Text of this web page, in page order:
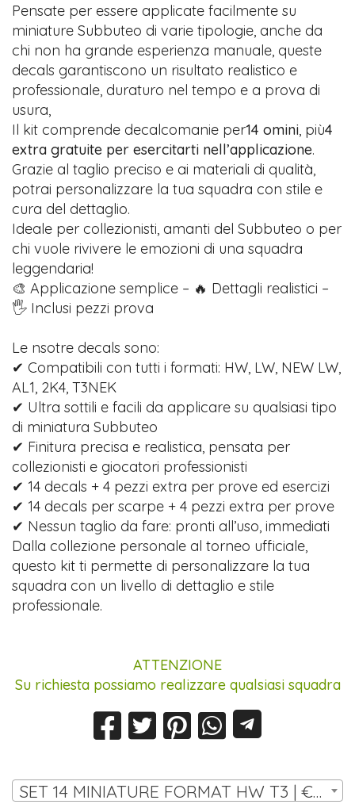
Pensate per essere applicate facilmente su
miniature Subbuteo di varie tipologie, anche da
chi non ha grande esperienza manuale, queste
decals garantiscono un risultato realistico e
professionale, duraturo nel tempo e a prova di
usura,
Il kit comprende decalcomanie per14 omini, più4
extra gratuite per esercitarti nell’applicazione.
Grazie al taglio preciso e ai materiali di qualità,
potrai personalizzare la tua squadra con stile e
cura del dettaglio.
Ideale per collezionisti, amanti del Subbuteo o per
chi vuole rivivere le emozioni di una squadra
leggendaria!
🎨 Applicazione semplice – 🔥 Dettagli realistici –
🖐️ Inclusi pezzi prova
Le nsotre decals sono:
✔ Compatibili con tutti i formati: HW, LW, NEW LW,
AL1, 2K4, T3NEK
✔ Ultra sottili e facili da applicare su qualsiasi tipo
di miniatura Subbuteo
✔ Finitura precisa e realistica, pensata per
collezionisti e giocatori professionisti
✔ 14 decals + 4 pezzi extra per prove ed esercizi
✔ 14 decals per scarpe + 4 pezzi extra per prove
✔ Nessun taglio da fare: pronti all’uso, immediati
Dalla collezione personale al torneo ufficiale,
questo kit ti permette di personalizzare la tua
squadra con un livello di dettaglio e stile
professionale.
ATTENZIONE
Su richiesta possiamo realizzare qualsiasi squadra
SET 14 MINIATURE FORMAT HW T3 | € 11,00